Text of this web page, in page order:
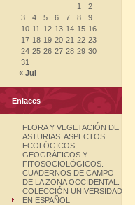
1
2
3
4 5 6 7 8
9
10 11 12 13 14 15 16
17 18 19 20 21 22 23
24 25 26 27 28 29 30
31
« Jul
Enlaces
FLORA Y VEGETACIÓN DE
ASTURIAS. ASPECTOS
ECOLÓGICOS,
GEOGRÁFICOS Y
FITOSOCIOLÓGICOS.
CUADERNOS DE CAMPO
DE LA ZONA OCCIDENTAL.
COLECCIÓN UNIVERSIDAD
EN ESPAÑOL